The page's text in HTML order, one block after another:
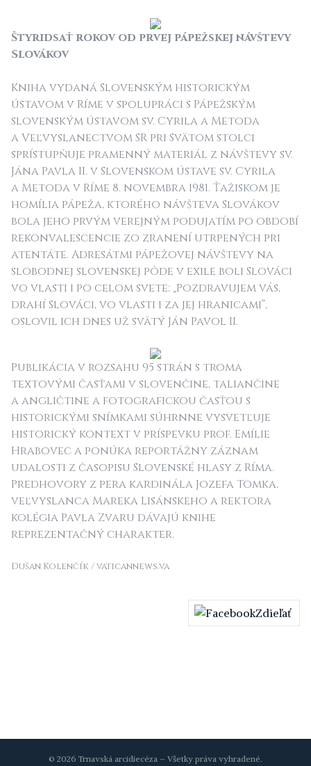
Štyridsať rokov od prvej pápežskej návštevy
Slovákov
Kniha vydaná Slovenským historickým
ústavom v Ríme v spolupráci s Pápežským
slovenským ústavom sv. Cyrila a Metoda
a Veľvyslanectvom SR pri Svätom stolci
sprístupňuje pramenný materiál z návštevy sv.
Jána Pavla II. v Slovenskom ústave sv. Cyrila
a Metoda v Ríme 8. novembra 1981. Ťažiskom je
homília pápeža, ktorého návšteva Slovákov
bola jeho prvým verejným podujatím po období
rekonvalescencie zo zranení utrpených pri
atentáte. Adresátmi pápežovej návštevy na
slobodnej slovenskej pôde v exile boli Slováci
vo vlasti i po celom svete: „Pozdravujem vás,
drahí Slováci, vo vlasti i za jej hranicami“,
oslovil ich dnes už svätý Ján Pavol II.
Publikácia v rozsahu 95 strán s troma
textovými časťami v slovenčine, taliančine
a angličtine a fotografickou časťou s
historickými snímkami súhrnne vysvetľuje
historický kontext v príspevku prof. Emílie
Hrabovec a ponúka reportážny záznam
udalosti z časopisu Slovenské hlasy z Ríma.
Predhovory z pera kardinála Jozefa Tomka,
veľvyslanca Mareka Lisánskeho a rektora
kolégia Pavla Zvaru dávajú knihe
reprezentačný charakter.
Dušan Kolenčík / vaticannews.va
Zdieľať
© 2026 Trnavská arcidiecéza – Všetky práva vyhradené.